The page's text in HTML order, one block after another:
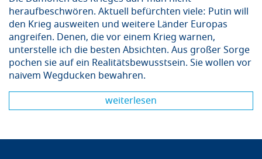
heraufbeschwören. Aktuell befürchten viele: Putin will
den Krieg ausweiten und weitere Länder Europas
angreifen. Denen, die vor einem Krieg warnen,
unterstelle ich die besten Absichten. Aus großer Sorge
pochen sie auf ein Realitätsbewusstsein. Sie wollen vor
naivem Wegducken bewahren.
weiterlesen